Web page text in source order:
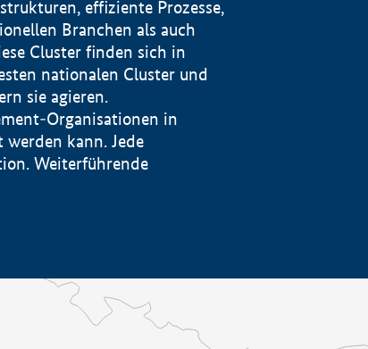
effiziente Prozesse,
Branchen als auch
Cluster finden sich in
nationalen Cluster und
sie agieren.
Organisationen in
kann. Jede
Weiterführende